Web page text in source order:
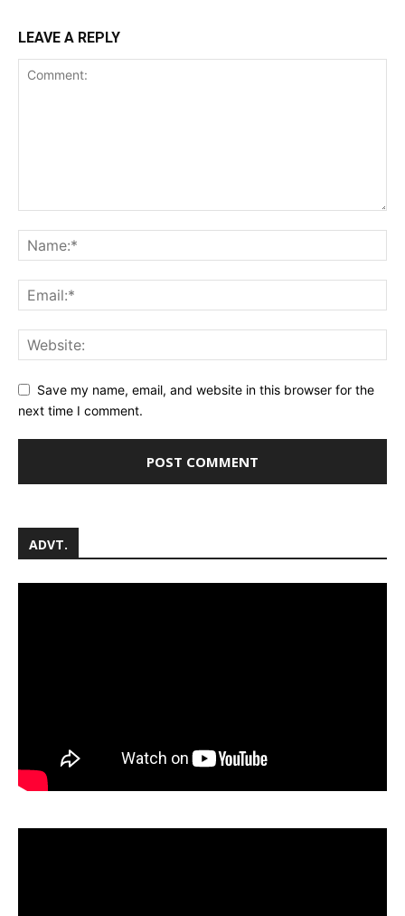
LEAVE A REPLY
Save my name, email, and website in this browser for the
next time I comment.
ADVT.